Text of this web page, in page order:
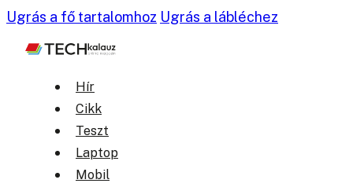
Ugrás a fő tartalomhoz Ugrás a lábléchez
Hír
Cikk
Teszt
Laptop
Mobil